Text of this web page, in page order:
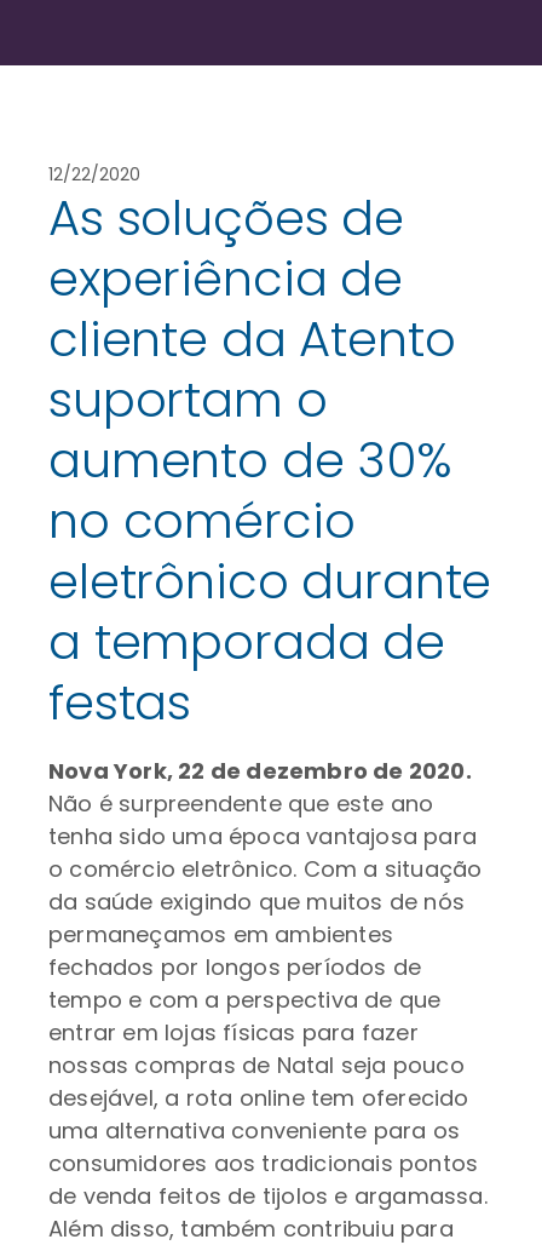
12/22/2020
As soluções de
experiência de
cliente da Atento
suportam o
aumento de 30%
no comércio
eletrônico durante
a temporada de
festas
Nova York, 22 de dezembro de 2020.
Não é surpreendente que este ano
tenha sido uma época vantajosa para
o comércio eletrônico. Com a situação
da saúde exigindo que muitos de nós
permaneçamos em ambientes
fechados por longos períodos de
tempo e com a perspectiva de que
entrar em lojas físicas para fazer
nossas compras de Natal seja pouco
desejável, a rota online tem oferecido
uma alternativa conveniente para os
consumidores aos tradicionais pontos
de venda feitos de tijolos e argamassa.
Além disso, também contribuiu para